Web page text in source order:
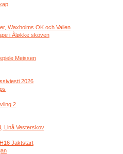
Waxholms OK och Vallen
i Åløkke skoven
Meissen
2026
2
Linå Vesterskov
Jaktstart